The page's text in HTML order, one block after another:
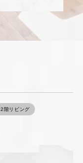
2階リビング